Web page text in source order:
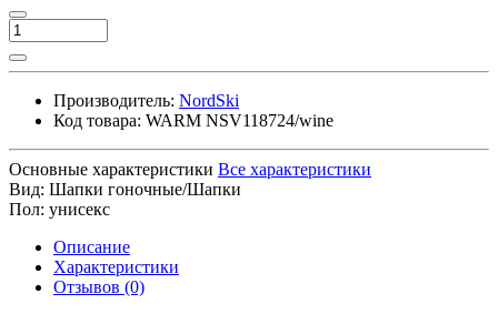
Производитель: NordSki
Код товара: WARM NSV118724/wine
Основные характеристики Все характеристики
Вид: Шапки гоночные/Шапки
Пол: унисекс
Описание
Характеристики
Отзывов (0)